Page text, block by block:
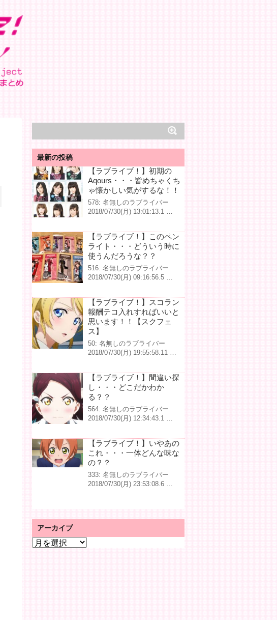
最新の投稿
【ラブライブ！】初期の
Aqours・・・皆めちゃくち
ゃ懐かしい気がするな！！
578: 名無しのラブライバー
2018/07/30(月) 13:01:13.1 …
【ラブライブ！】このペン
ライト・・・どういう時に
使うんだろうな？？
516: 名無しのラブライバー
2018/07/30(月) 09:16:56.5 …
【ラブライブ！】スコラン
報酬テコ入れすればいいと
思います！！【スクフェ
ス】
50: 名無しのラブライバー
2018/07/30(月) 19:55:58.11 …
【ラブライブ！】間違い探
し・・・どこだかわか
る？？
564: 名無しのラブライバー
2018/07/30(月) 12:34:43.1 …
【ラブライブ！】いやあの
これ・・・一体どんな味な
の？？
333: 名無しのラブライバー
2018/07/30(月) 23:53:08.6 …
アーカイブ
ア